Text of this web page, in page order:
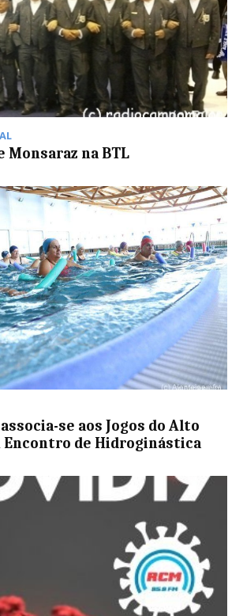
Monsaraz na BTL
se aos Jogos do Alto
de Hidroginástica